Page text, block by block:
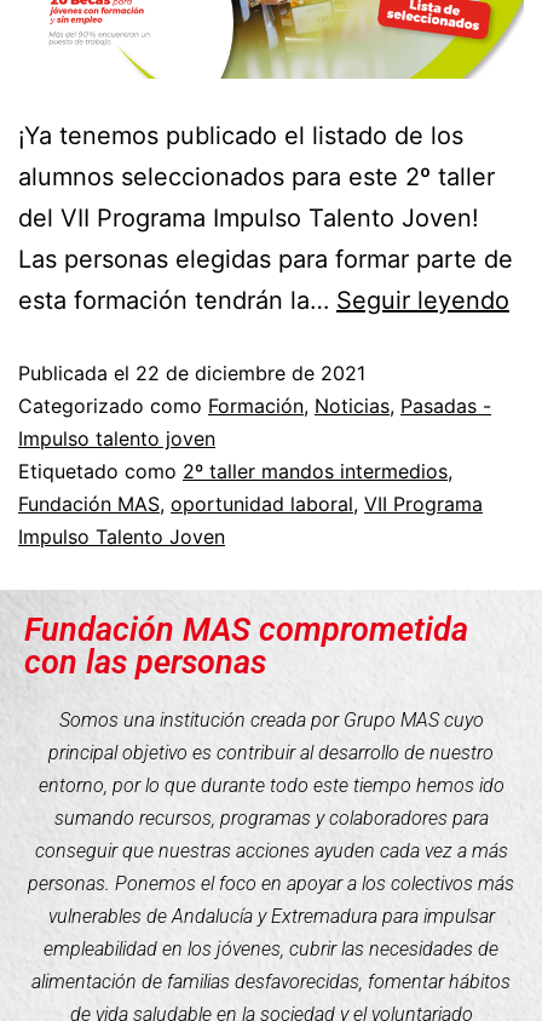
¡Ya tenemos publicado el listado de los
alumnos seleccionados para este 2º taller
del VII Programa Impulso Talento Joven!
Las personas elegidas para formar parte de
esta formación tendrán la… Seguir leyendo
Publicada el 22 de diciembre de 2021
Categorizado como Formación, Noticias, Pasadas -
Impulso talento joven
Etiquetado como 2º taller mandos intermedios,
Fundación MAS, oportunidad laboral, VII Programa
Impulso Talento Joven
Fundación MAS comprometida
con las personas
Somos una institución creada por Grupo MAS cuyo
principal objetivo es contribuir al desarrollo de nuestro
entorno, por lo que durante todo este tiempo hemos ido
sumando recursos, programas y colaboradores para
conseguir que nuestras acciones ayuden cada vez a más
personas. Ponemos el foco en apoyar a los colectivos más
vulnerables de Andalucía y Extremadura para impulsar
empleabilidad en los jóvenes, cubrir las necesidades de
alimentación de familias desfavorecidas, fomentar hábitos
de vida saludable en la sociedad y el voluntariado